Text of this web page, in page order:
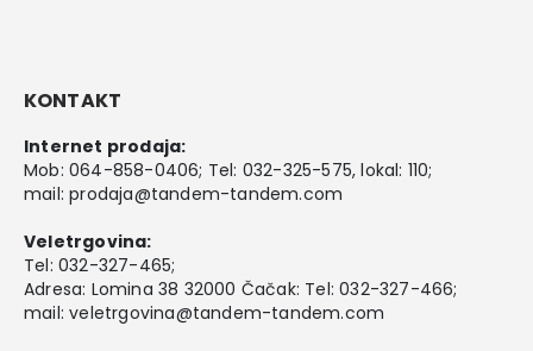
KONTAKT
Internet prodaja:
Mob: 064-858-0406; Tel: 032-325-575, lokal: 110;
mail:prodaja@tandem-tandem.com
Veletrgovina:
Tel: 032-327-465;
Adresa: Lomina 38 32000 Čačak: Tel: 032-327-466;
mail:veletrgovina@tandem-tandem.com